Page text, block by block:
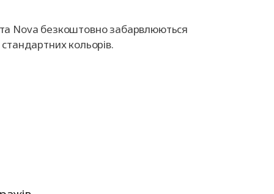
Nova безкоштовно забарвлюються
стандартних кольорів.